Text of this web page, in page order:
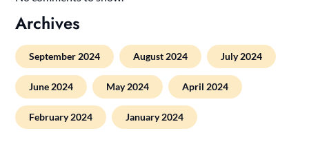
Archives
September 2024 August 2024 July 2024
June 2024 May 2024 April 2024
February 2024 January 2024